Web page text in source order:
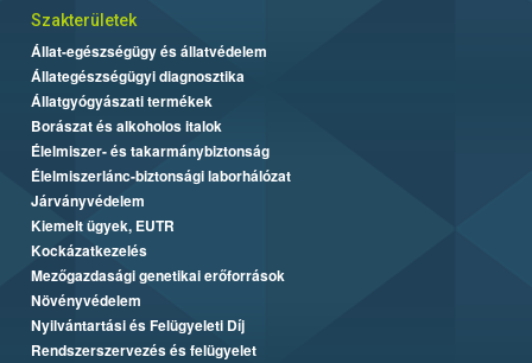
Szakterületek
Állat-egészségügy és állatvédelem
Állategészségügyi diagnosztika
Állatgyógyászati termékek
Borászat és alkoholos italok
Élelmiszer- és takarmánybiztonság
Élelmiszerlánc-biztonsági laborhálózat
Járványvédelem
Kiemelt ügyek, EUTR
Kockázatkezelés
Mezőgazdasági genetikai erőforrások
Növényvédelem
Nyilvántartási és Felügyeleti Díj
Rendszerszervezés és felügyelet